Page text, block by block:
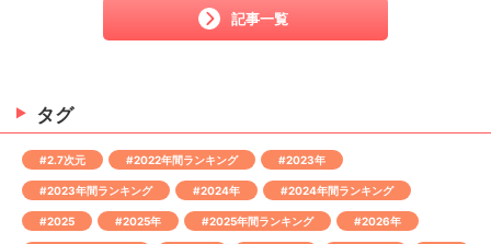
記事一覧
タグ
#2.7次元 #2022年間ランキング #2023年
#2023年間ランキング #2024年 #2024年間ランキング
#2025 #2025年 #2025年間ランキング #2026年